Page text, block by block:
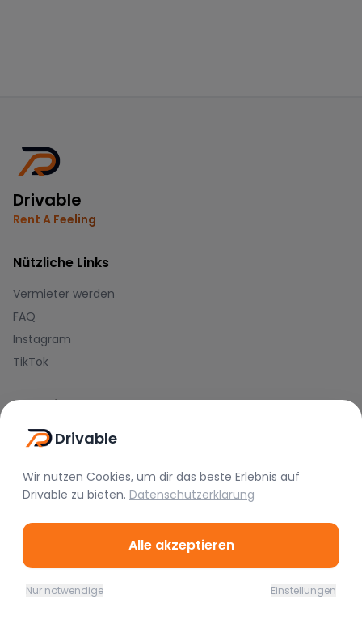
Drivable
Rent A Feeling
Nützliche Links
Vermieter werden
FAQ
Instagram
TikTok
Rechtliches
Nutzungsbedingungen
Impressum
Blog
Journal
Drivable
Wir nutzen Cookies, um dir das beste Erlebnis auf
Drivable zu bieten. Datenschutzerklärung
Alle akzeptieren
Nur notwendige Einstellungen